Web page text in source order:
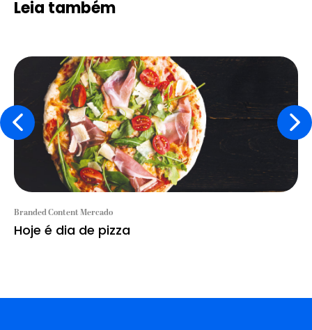
Leia também
Branded Content Mercado
Hoje é dia de pizza